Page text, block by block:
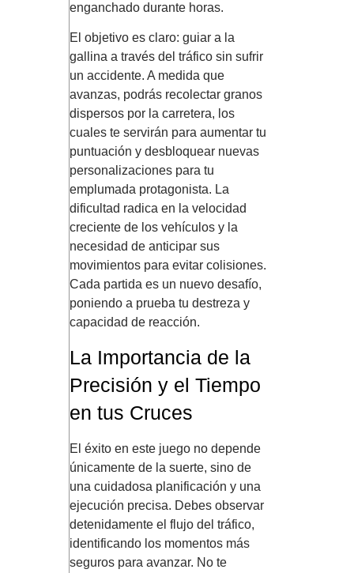
enganchado durante horas.
El objetivo es claro: guiar a la
gallina a través del tráfico sin sufrir
un accidente. A medida que
avanzas, podrás recolectar granos
dispersos por la carretera, los
cuales te servirán para aumentar tu
puntuación y desbloquear nuevas
personalizaciones para tu
emplumada protagonista. La
dificultad radica en la velocidad
creciente de los vehículos y la
necesidad de anticipar sus
movimientos para evitar colisiones.
Cada partida es un nuevo desafío,
poniendo a prueba tu destreza y
capacidad de reacción.
La Importancia de la
Precisión y el Tiempo
en tus Cruces
El éxito en este juego no depende
únicamente de la suerte, sino de
una cuidadosa planificación y una
ejecución precisa. Debes observar
detenidamente el flujo del tráfico,
identificando los momentos más
seguros para avanzar. No te